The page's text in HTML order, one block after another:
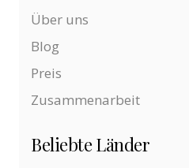
Über uns
Blog
Preis
Zusammenarbeit
Beliebte Länder